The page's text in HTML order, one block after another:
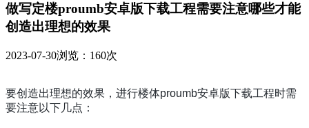
做写定楼proumb安卓版下载工程需要注意哪些才能
创造出理想的效果
2023-07-30浏览：160次
要创造出理想的效果，进行楼体proumb安卓版下载工程时需
要注意以下几点：